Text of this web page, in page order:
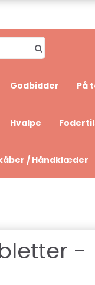
Godbidder På
Hvalpe
/ Håndklæder
-